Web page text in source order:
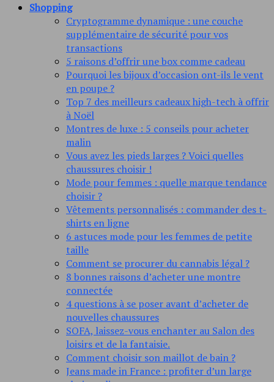
Shopping
Cryptogramme dynamique : une couche
supplémentaire de sécurité pour vos
transactions
5 raisons d’offrir une box comme cadeau
Pourquoi les bijoux d’occasion ont-ils le vent
en poupe ?
Top 7 des meilleurs cadeaux high-tech à offrir
à Noël
Montres de luxe : 5 conseils pour acheter
malin
Vous avez les pieds larges ? Voici quelles
chaussures choisir !
Mode pour femmes : quelle marque tendance
choisir ?
Vêtements personnalisés : commander des t-
shirts en ligne
6 astuces mode pour les femmes de petite
taille
Comment se procurer du cannabis légal ?
8 bonnes raisons d’acheter une montre
connectée
4 questions à se poser avant d’acheter de
nouvelles chaussures
SOFA, laissez-vous enchanter au Salon des
loisirs et de la fantaisie.
Comment choisir son maillot de bain ?
Jeans made in France : profiter d’un large